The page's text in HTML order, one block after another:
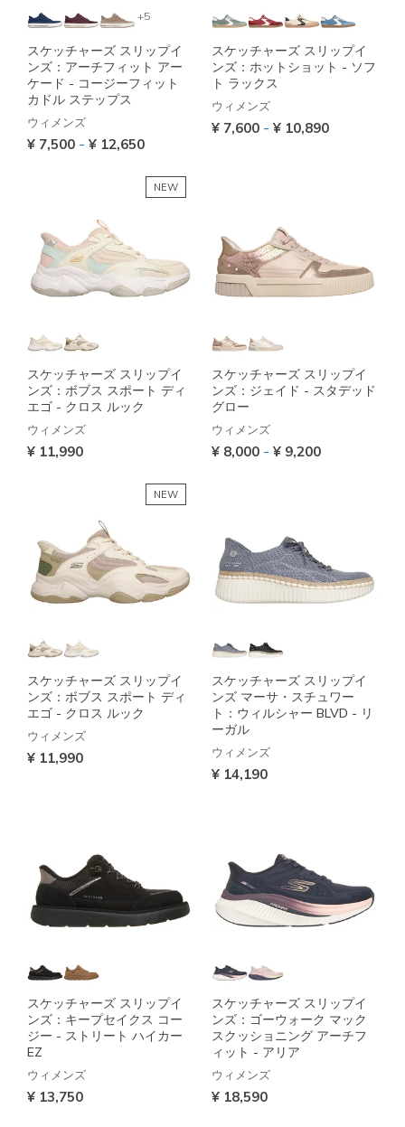
+5
スケッチャーズ スリップイ
ンズ：アーチフィット アー
ケード - コージーフィット
カドル ステップス
ウィメンズ
¥ 7,500 - ¥ 12,650
スケッチャーズ スリップイ
ンズ：ホットショット - ソフ
ト ラックス
ウィメンズ
¥ 7,600 - ¥ 10,890
NEW
スケッチャーズ スリップイ
ンズ：ボブス スポート ディ
エゴ - クロス ルック
ウィメンズ
¥ 11,990
スケッチャーズ スリップイ
ンズ：ジェイド - スタデッド
グロー
ウィメンズ
¥ 8,000 - ¥ 9,200
NEW
スケッチャーズ スリップイ
ンズ：ボブス スポート ディ
エゴ - クロス ルック
ウィメンズ
¥ 11,990
スケッチャーズ スリップイ
ンズ マーサ・スチュワー
ト：ウィルシャー BLVD - リ
ーガル
ウィメンズ
¥ 14,190
スケッチャーズ スリップイ
ンズ：キープセイクス コー
ジー - ストリート ハイカー
EZ
ウィメンズ
¥ 13,750
スケッチャーズ スリップイ
ンズ：ゴーウォーク マック
スクッショニング アーチフ
ィット - アリア
ウィメンズ
¥ 18,590